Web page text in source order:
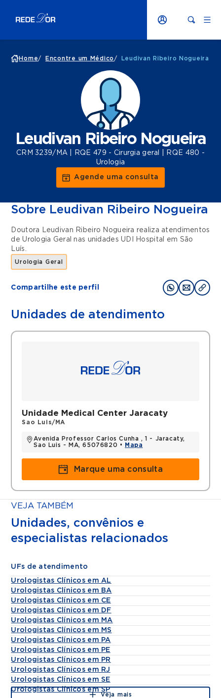
Home/ Encontre um Médico / Leudivan Ribeiro Nogueira
Leudivan Ribeiro Nogueira
CRM 3239/MA | RQE 479 - Cirurgia geral | RQE 480 -
Urologia
Agende uma consulta
Sobre Leudivan Ribeiro Nogueira
Doutora Leudivan Ribeiro Nogueira realiza atendimentos
deUrologia Geral nas unidadesUDI Hospital em São
Luís.
Urologia Geral
Compartilhe este perfil
Unidades de atendimento
Unidade Medical Center Jaracaty
Sao Luis/MA
Avenida Professor Carlos Cunha , 1 - Jaracaty,
Sao Luis - MA, 65076820 •
Mapa
Marque uma consulta
VEJA TAMBÉM
Unidades, convênios e
especialistas relacionados
UFs de atendimento
Urologistas Clínicos em AL
Urologistas Clínicos em BA
Urologistas Clínicos em CE
Urologistas Clínicos em DF
Urologistas Clínicos em MA
Urologistas Clínicos em MS
Urologistas Clínicos em PA
Urologistas Clínicos em PE
Urologistas Clínicos em PR
Urologistas Clínicos em RJ
Urologistas Clínicos em SE
Urologistas Clínicos em SP
Veja mais